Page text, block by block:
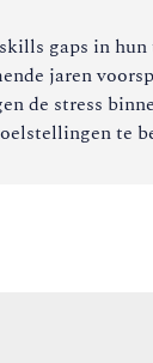
gaps in hun
jaren
de stress
te